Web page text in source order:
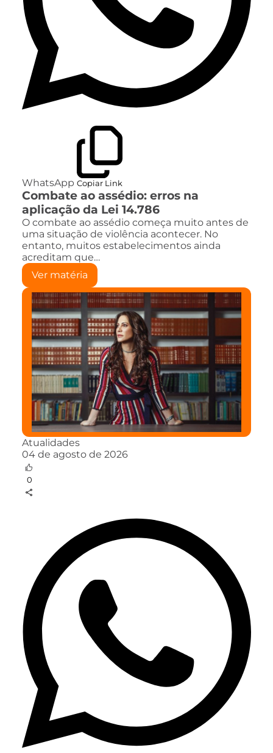
WhatsApp Copiar Link
Combate ao assédio: erros na
aplicação da Lei 14.786
O combate ao assédio começa muito antes de
uma situação de violência acontecer. No
entanto, muitos estabelecimentos ainda
acreditam que…
Ver matéria
Atualidades
04 de agosto de 2026
0